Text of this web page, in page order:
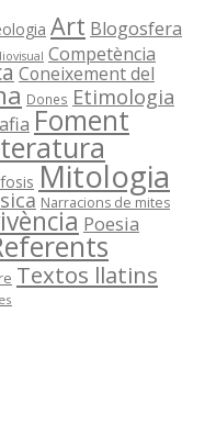
Art Blogosfera
Competència
Coneixement del
Dones Etimologia
Foment
Mitologia
Narracions de mites
Poesia
Textos llatins